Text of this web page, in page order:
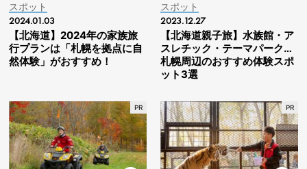
スポット
2024.01.03
【北海道】2024年の家族旅
行プランは「札幌を拠点に自
然体験」がおすすめ！
スポット
2023.12.27
【北海道親子旅】水族館・ア
スレチック・テーマパーク…
札幌周辺のおすすめ体験スポ
ット3選